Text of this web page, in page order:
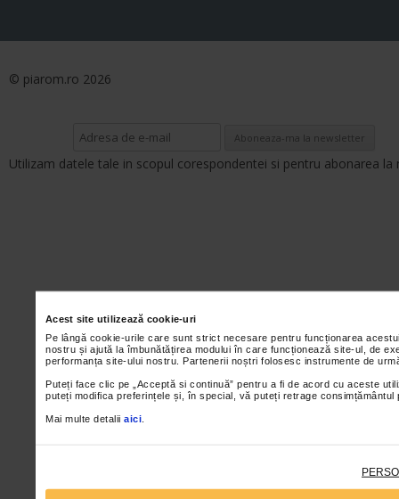
Acest site utilizează cookie-uri
Pe lângă cookie-urile care sunt strict necesare pentru funcționarea
nostru și ajută la îmbunătățirea modului în care funcționează site-ul, de
performanța site-ului nostru. Partenerii noștri folosesc instrumente de
Puteți face clic pe „Acceptă si continuă” pentru a fi de acord cu aceste
puteți modifica preferințele și, în special, vă puteți retrage
Mai multe detalii aici
© piarom.ro 2026
Utilizam datele tale in scopul corespondentei si pentru abonarea